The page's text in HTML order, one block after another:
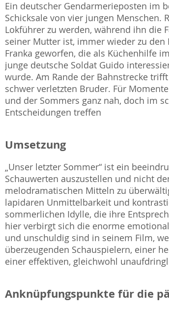
Ein deutscher Gendarmerieposten im
Schicksale von vier jungen
Lokführer zu werden, während ihn die
seiner Mutter ist, immer wieder zu den
Franka geworfen, die als Küchenhilfe
junge deutsche Soldat Guido
wurde. Am Rande der Bahnstrecke
schwer verletzten Bruder. Für
und der Sommers ganz nah, doch im
Entscheidungen treffen
Umsetzung
„Unser letzter Sommer“ ist ein
Schauwerten auszustellen und nicht
melodramatischen Mitteln zu
lapidaren Unmittelbarkeit und
sommerlichen Idylle, die ihre
hier verbirgt sich die enorme
und unschuldig sind in seinem Film,
überzeugenden Schauspielern, einer
einer effektiven, gleichwohl
Anknüpfungspunkte für die